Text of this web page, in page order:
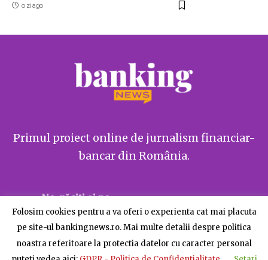
o zi ago
Primul proiect online de jurnalism financiar-
bancar din România.
Ne găsiți și pe
Folosim cookies pentru a va oferi o experienta cat mai placuta
pe site-ul bankingnews.ro. Mai multe detalii despre politica
noastra referitoare la protectia datelor cu caracter personal